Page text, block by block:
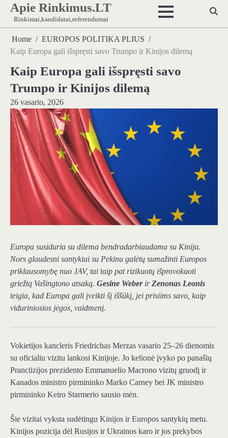
Skip
content
Apie Rinkimus.LT
Rinkimai,kandidatai,referendumai
Home
EUROPOS POLITIKA PLIUS
Kaip Europa gali išspręsti savo Trumpo ir Kinijos dilemą
Kaip Europa gali išspręsti savo
Trumpo ir Kinijos dilemą
26 vasario, 2026
Europa susiduria su dilema bendradarbiaudama su Kinija.
Nors glaudesni santykiai su Pekinu galėtų sumažinti Europos
priklausomybę nuo JAV, tai taip pat rizikuotų išprovokuoti
griežtą Vašingtono atsaką. Gesine Weber irZenonas Leonis
teigia, kad Europa gali įveikti šį iššūkį, jei prisiims savo, kaip
viduriniosios jėgos, vaidmenį.
Vokietijos kancleris Friedrichas Merzas vasario 25–26 dienomis
su oficialiu vizitu lankosi Kinijoje. Jo kelionė įvyko po panašių
Prancūzijos prezidento Emmanuelio Macrono vizitų gruodį ir
Kanados ministro pirmininko Marko Carney bei JK ministro
pirmininko Keiro Starmerio sausio mėn.
Šie vizitai vyksta sudėtingu Kinijos ir Europos santykių metu.
Kinijos pozicija dėl Rusijos ir Ukrainos karo ir jos prekybos